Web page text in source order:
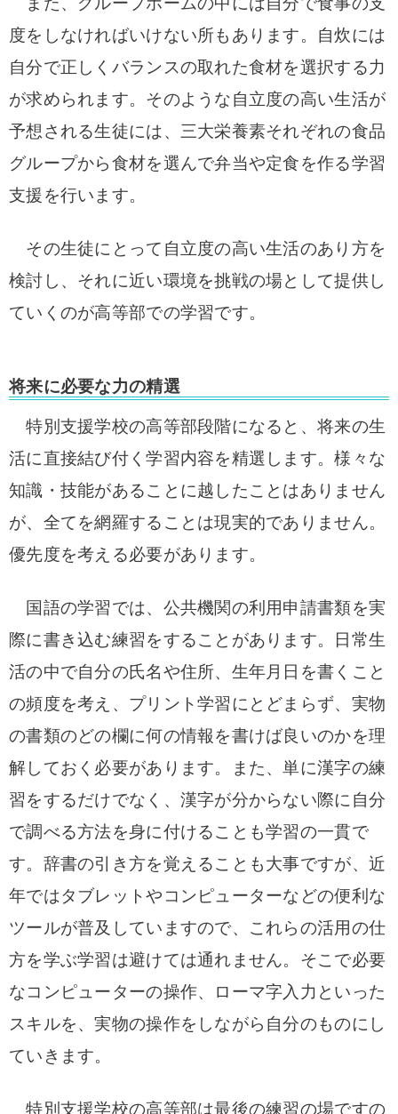
度をしなければいけない所もあります。自炊には
自分で正しくバランスの取れた食材を選択する力
が求められます。そのような自立度の高い生活が
予想される生徒には、三大栄養素それぞれの食品
グループから食材を選んで弁当や定食を作る学習
支援を行います。
その生徒にとって自立度の高い生活のあり方を
検討し、それに近い環境を挑戦の場として提供し
ていくのが高等部での学習です。
将来に必要な力の精選
特別支援学校の高等部段階になると、将来の生
活に直接結び付く学習内容を精選します。様々な
知識・技能があることに越したことはありません
が、全てを網羅することは現実的でありません。
優先度を考える必要があります。
国語の学習では、公共機関の利用申請書類を実
際に書き込む練習をすることがあります。日常生
活の中で自分の氏名や住所、生年月日を書くこと
の頻度を考え、プリント学習にとどまらず、実物
の書類のどの欄に何の情報を書けば良いのかを理
解しておく必要があります。また、単に漢字の練
習をするだけでなく、漢字が分からない際に自分
で調べる方法を身に付けることも学習の一貫で
す。辞書の引き方を覚えることも大事ですが、近
年ではタブレットやコンピューターなどの便利な
ツールが普及していますので、これらの活用の仕
方を学ぶ学習は避けては通れません。そこで必要
なコンピューターの操作、ローマ字入力といった
スキルを、実物の操作をしながら自分のものにし
ていきます。
特別支援学校の高等部は最後の練習の場ですの